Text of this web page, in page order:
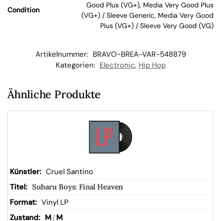
b
Condition
Good Plus (VG+), Media Very Good Plus
(VG+) / Sleeve Generic, Media Very Good
Plus (VG+) / Sleeve Very Good (VG)
Artikelnummer: BRAVO-BREA-VAR-548879
Kategorien: Electronic, Hip Hop
Ähnliche Produkte
Cruel Santino
Subaru Boys: Final Heaven
Vinyl LP
M/ M